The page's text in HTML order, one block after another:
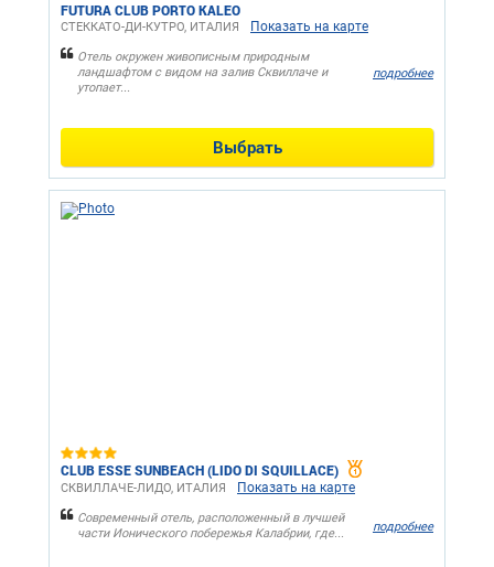
FUTURA CLUB PORTO KALEO
СТЕККАТО-ДИ-КУТРО, ИТАЛИЯ Показать на карте
Отель окружен живописным природным
ландшафтом с видом на залив Сквиллаче и
утопает...
подробнее
Выбрать
CLUB ESSE SUNBEACH (LIDO DI SQUILLACE)
СКВИЛЛАЧЕ-ЛИДО, ИТАЛИЯ Показать на карте
Современный отель, расположенный в лучшей
части Ионического побережья Калабрии, где...
подробнее